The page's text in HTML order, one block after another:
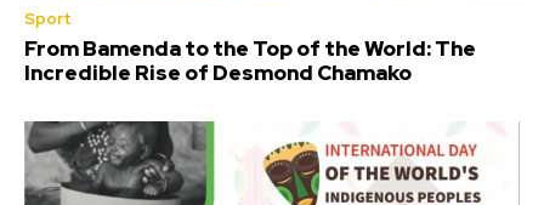
Sport
From Bamenda to the Top of the World: The
Incredible Rise of Desmond Chamako